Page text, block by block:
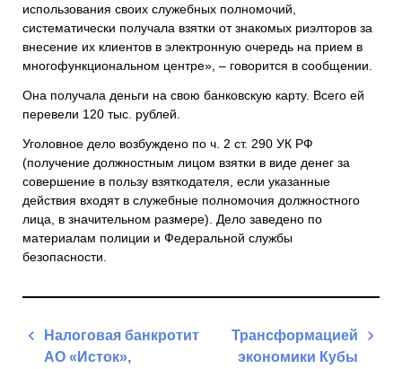
использования своих служебных полномочий,
систематически получала взятки от знакомых риэлторов за
внесение их клиентов в электронную очередь на прием в
многофункциональном центре», – говорится в сообщении.
Она получала деньги на свою банковскую карту. Всего ей
перевели 120 тыс. рублей.
Уголовное дело возбуждено по ч. 2 ст. 290 УК РФ
(получение должностным лицом взятки в виде денег за
совершение в пользу взяткодателя, если указанные
действия входят в служебные полномочия должностного
лица, в значительном размере). Дело заведено по
материалам полиции и Федеральной службы
безопасности.
Навигация
записям
Налоговая банкротит
АО «Исток»,
Трансформацией
экономики Кубы